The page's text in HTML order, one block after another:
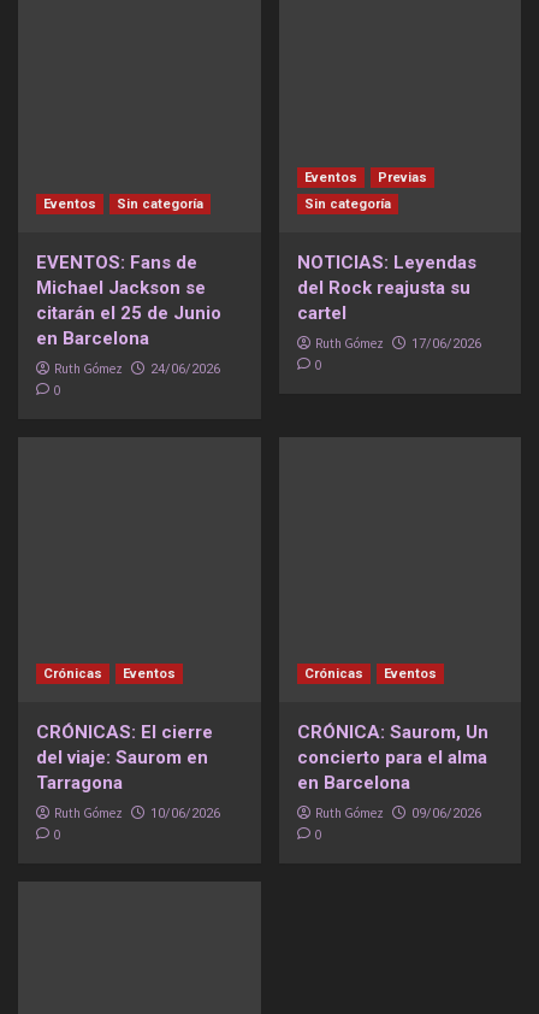
Eventos Sin categoría
EVENTOS: Fans de
Michael Jackson se
citarán el 25 de Junio
en Barcelona
Ruth Gómez 24/06/2026
0
Eventos
Previas
Sin categoría
NOTICIAS: Leyendas
del Rock reajusta su
cartel
Ruth Gómez 17/06/2026
0
Crónicas Eventos
CRÓNICAS: El cierre
del viaje: Saurom en
Tarragona
Ruth Gómez 10/06/2026
0
Crónicas Eventos
CRÓNICA: Saurom, Un
concierto para el alma
en Barcelona
Ruth Gómez 09/06/2026
0